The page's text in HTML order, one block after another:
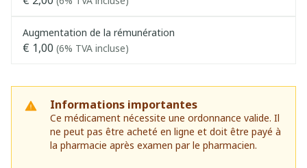
Augmentation de la rémunération
€ 1,00 (6% TVA incluse)
Informations importantes
Ce médicament nécessite une ordonnance valide. Il
ne peut pas être acheté en ligne et doit être payé à
la pharmacie après examen par le pharmacien.